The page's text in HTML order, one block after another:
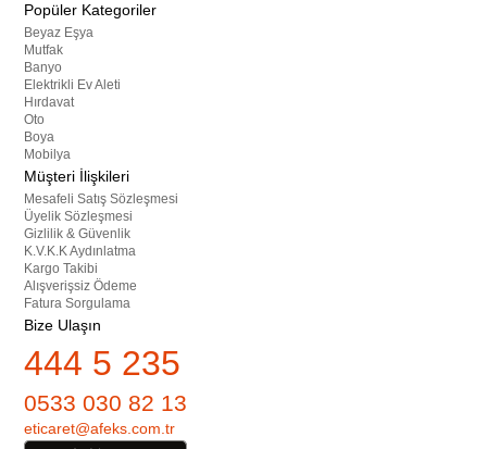
Popüler Kategoriler
Beyaz Eşya
Mutfak
Banyo
Elektrikli Ev Aleti
Hırdavat
Oto
Boya
Mobilya
Müşteri İlişkileri
Mesafeli Satış Sözleşmesi
Üyelik Sözleşmesi
Gizlilik & Güvenlik
K.V.K.K Aydınlatma
Kargo Takibi
Alışverişsiz Ödeme
Fatura Sorgulama
Bize Ulaşın
444 5 235
0533 030 82 13
eticaret@afeks.com.tr